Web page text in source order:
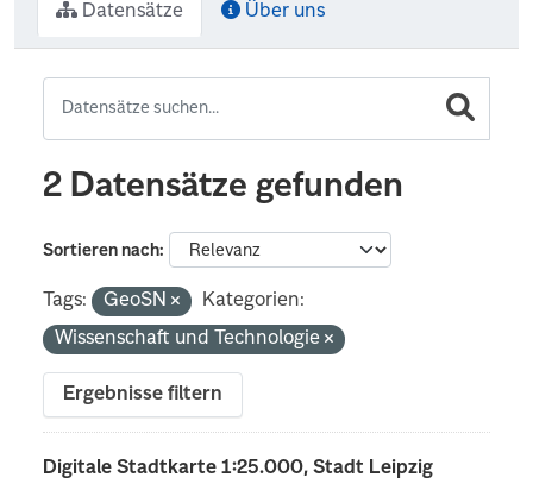
Datensätze Über uns
2 Datensätze gefunden
Sortieren nach
Tags: GeoSN
Kategorien:
Wissenschaft und Technologie
Ergebnisse filtern
Digitale Stadtkarte 1:25.000, Stadt Leipzig